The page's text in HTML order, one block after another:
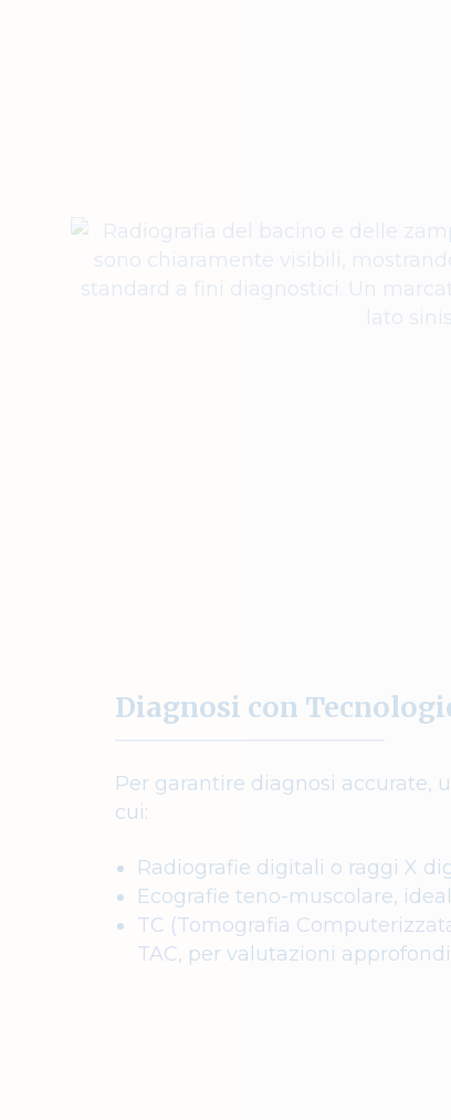
Diagnosi con
Per garantire diagnosi accurate,
cui:
Radiografie digitali o raggi X
Ecografie teno-muscolare,
TC (Tomografia
TAC, per valutazioni